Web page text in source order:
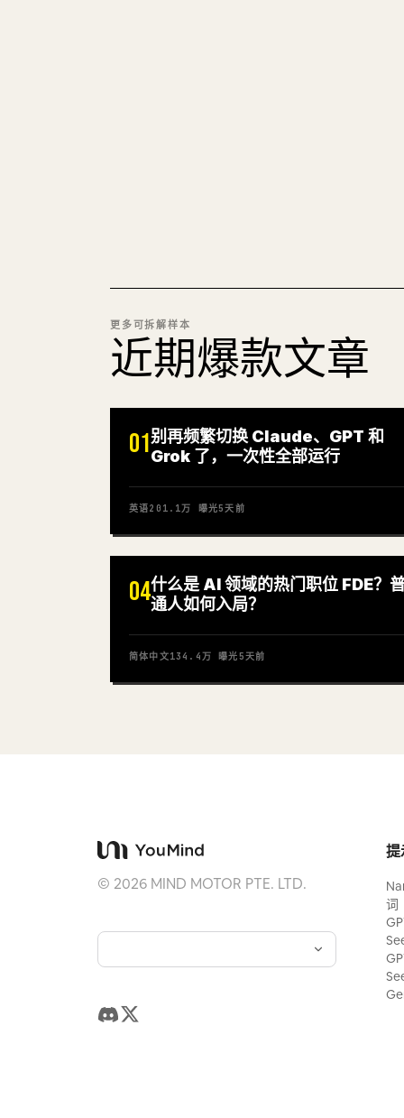
更多可拆解样本
近期爆款文章
01别再频繁切换 Claude、GPT 和
Grok 了，一次性全部运行
英语201.1万 曝光5天前
04什么是 AI 领域的热门职位 FDE？
通人如何入局？
简体中文134.4万 曝光5天前
© 2026MIND MOTOR PTE. LTD.
提
词